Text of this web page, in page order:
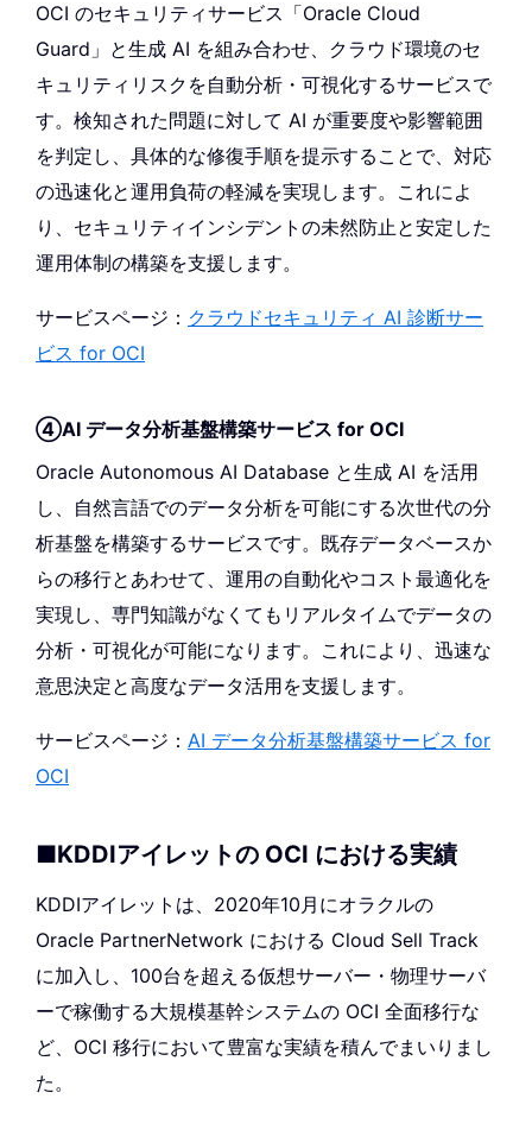
OCI のセキュリティサービス「Oracle Cloud
Guard」と生成 AI を組み合わせ、クラウド環境のセ
キュリティリスクを自動分析・可視化するサービスで
す。検知された問題に対して AI が重要度や影響範囲
を判定し、具体的な修復手順を提示することで、対応
の迅速化と運用負荷の軽減を実現します。これによ
り、セキュリティインシデントの未然防止と安定した
運用体制の構築を支援します。
サービスページ： クラウドセキュリティ AI 診断サー
ビス for OCI
④AI データ分析基盤構築サービス for OCI
Oracle Autonomous AI Database と生成 AI を活用
し、自然言語でのデータ分析を可能にする次世代の分
析基盤を構築するサービスです。既存データベースか
らの移行とあわせて、運用の自動化やコスト最適化を
実現し、専門知識がなくてもリアルタイムでデータの
分析・可視化が可能になります。これにより、迅速な
意思決定と高度なデータ活用を支援します。
サービスページ： AI データ分析基盤構築サービス for
OCI
■KDDIアイレットの OCI における実績
KDDIアイレットは、2020年10月にオラクルの
Oracle PartnerNetwork における Cloud Sell Track
に加入し、100台を超える仮想サーバー・物理サーバ
ーで稼働する大規模基幹システムの OCI 全面移行な
ど、OCI 移行において豊富な実績を積んでまいりまし
た。